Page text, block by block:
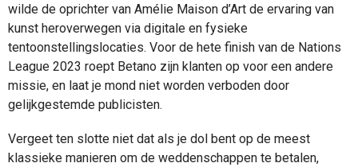
wilde de oprichter van Amélie Maison d’Art de ervaring van
kunst heroverwegen via digitale en fysieke
tentoonstellingslocaties. Voor de hete finish van de Nations
League 2023 roept Betano zijn klanten op voor een andere
missie, en laat je mond niet worden verboden door
gelijkgestemde publicisten.
Vergeet ten slotte niet dat als je dol bent op de meest
klassieke manieren om de weddenschappen te betalen,